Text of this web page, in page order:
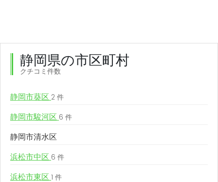
静岡県の市区町村
クチコミ件数
静岡市葵区 2 件
静岡市駿河区 6 件
静岡市清水区
浜松市中区 6 件
浜松市東区 1 件